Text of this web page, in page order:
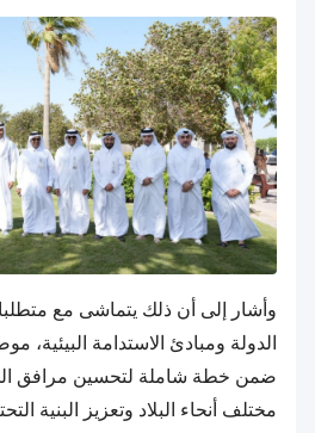
وأشار إلى أن ذلك يتماشى مع
الدولة ومبادئ الاستدامة البيئية،
ضمن خطة شاملة لتحسين مرافق
مختلف أنحاء البلاد وتعزيز البنية